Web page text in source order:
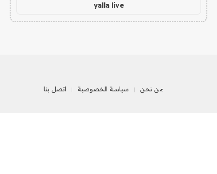
yalla live
من نحن سياسة الخصوصية اتصل بنا